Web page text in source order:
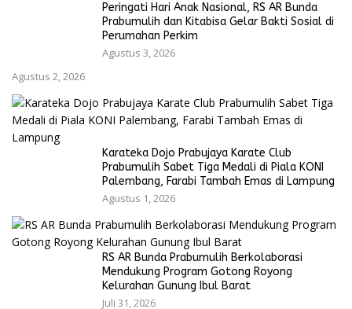
Peringati Hari Anak Nasional, RS AR Bunda
Prabumulih dan Kitabisa Gelar Bakti Sosial di
Perumahan Perkim
Agustus 3, 2026
Agustus 2, 2026
Karateka Dojo Prabujaya Karate Club
Prabumulih Sabet Tiga Medali di Piala KONI
Palembang, Farabi Tambah Emas di Lampung
Agustus 1, 2026
RS AR Bunda Prabumulih Berkolaborasi
Mendukung Program Gotong Royong
Kelurahan Gunung Ibul Barat
Juli 31, 2026